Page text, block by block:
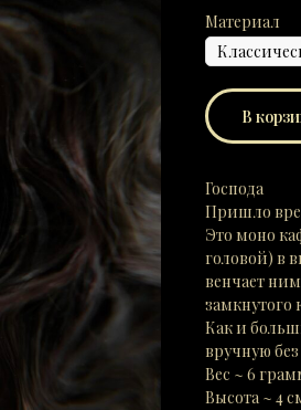
Материал
В
Господа
Пришло
Это моно
головой) в
венчает
замкнутого
Как и
вручную
Вес ~ 6
Высота ~ 4